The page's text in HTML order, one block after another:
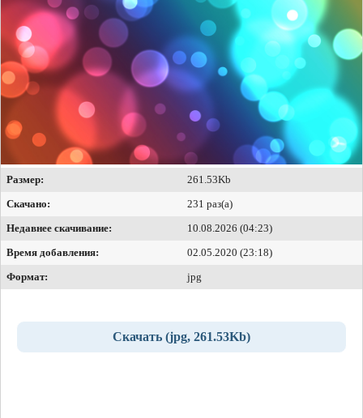
Размер:
261.53Kb
Скачано:
231 раз(а)
Недавнее скачивание:
10.08.2026 (04:23)
Время добавления:
02.05.2020 (23:18)
Формат:
jpg
Скачать (jpg, 261.53Kb)